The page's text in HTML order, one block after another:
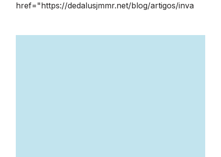
href="https://dedalusjmmr.net/blog/artigos/inva